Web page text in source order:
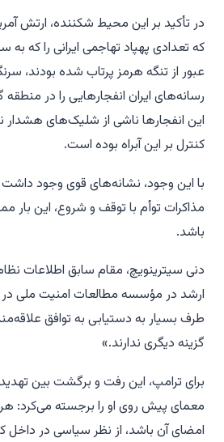
در تأکید بر این محیط شکننده، ارتش
که تعدادی پهپاد تهاجمی ایرانی را که
عبور از تنگه هرمز پرتاب شده بودند،
رسانه‌های ایران انفجارهایی را در
این انفجارها ناشی از شلیک‌های هشدار
کنترل بر این آبراه بوده است.
با این وجود، نشانه‌های قوی وجود
مذاکرات توأم با توقف و شروع، این بار
باشد.
دنی سیترینویچ، مقام سابق اطلاعات
ارشد در مؤسسه مطالعات امنیت ملی
طرف بسیار به دستیابی به توافق
گزینه دیگری ندارند.»
برای ترامپ، این رفت و برگشت بین
معمای پیش روی او را برجسته می‌کرد: هر
امضای آن باشد، از نظر سیاسی در